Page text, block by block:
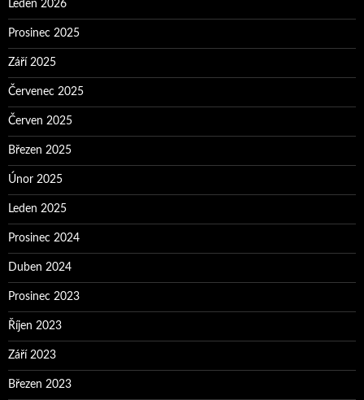
Leden 2026
Prosinec 2025
Září 2025
Červenec 2025
Červen 2025
Březen 2025
Únor 2025
Leden 2025
Prosinec 2024
Duben 2024
Prosinec 2023
Říjen 2023
Září 2023
Březen 2023